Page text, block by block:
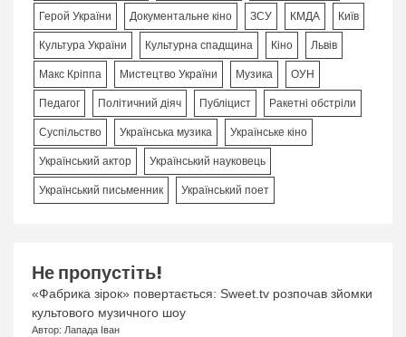
Герой України Документальне кіно ЗСУ КМДА Київ
Культура України Культурна спадщина Кіно Львів
Макс Кріппа Мистецтво України Музика ОУН
Педагог Політичний діяч Публіцист Ракетні обстріли
Суспільство Українська музика Українське кіно
Український актор Український науковець
Український письменник Український поет
Не пропустіть!
«Фабрика зірок» повертається: Sweet.tv розпочав зйомки
культового музичного шоу
Автор: Лапада Іван